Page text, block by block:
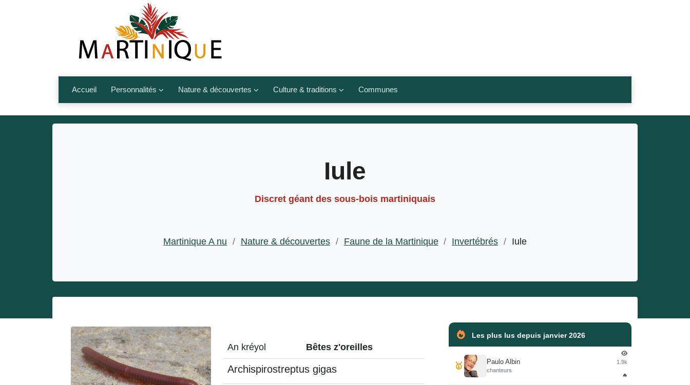
Accueil Personnalités
Artistes
Nature & découvertes
Fleurs, fruits, légumes
Culture & traditions
Culte et religions
Communes
Iule
Discret géant des sous-bois martiniquais
Martinique A nu / Nature & découvertes / Faune de la Martinique / Invertébrés / Iule
An kréyol Bêtes z'oreilles
Archispirostreptus gigas
Les plus lus depuis janvier 2026
🥇 Paulo Albin
chanteurs
1.9k
🔥